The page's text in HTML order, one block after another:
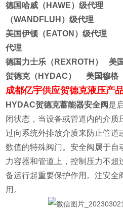
德国哈威（HAWE）级代理
（WANDFLUH）级代理
美国伊顿（EATON）级代理
代理
德国力士乐（REXROTH）
贺德克（HYDAC） 美国穆格（
成都亿宇供应贺德克液压产
HYDAC贺德克蓄能器安全阀是
闭状态，当设备或管道内的介质
过向系统外排放介质来防止管道
数值的特殊阀门。安全阀属于自
力容器和管道上，控制压力不超
备运行起重要保护作用。注安全
用。